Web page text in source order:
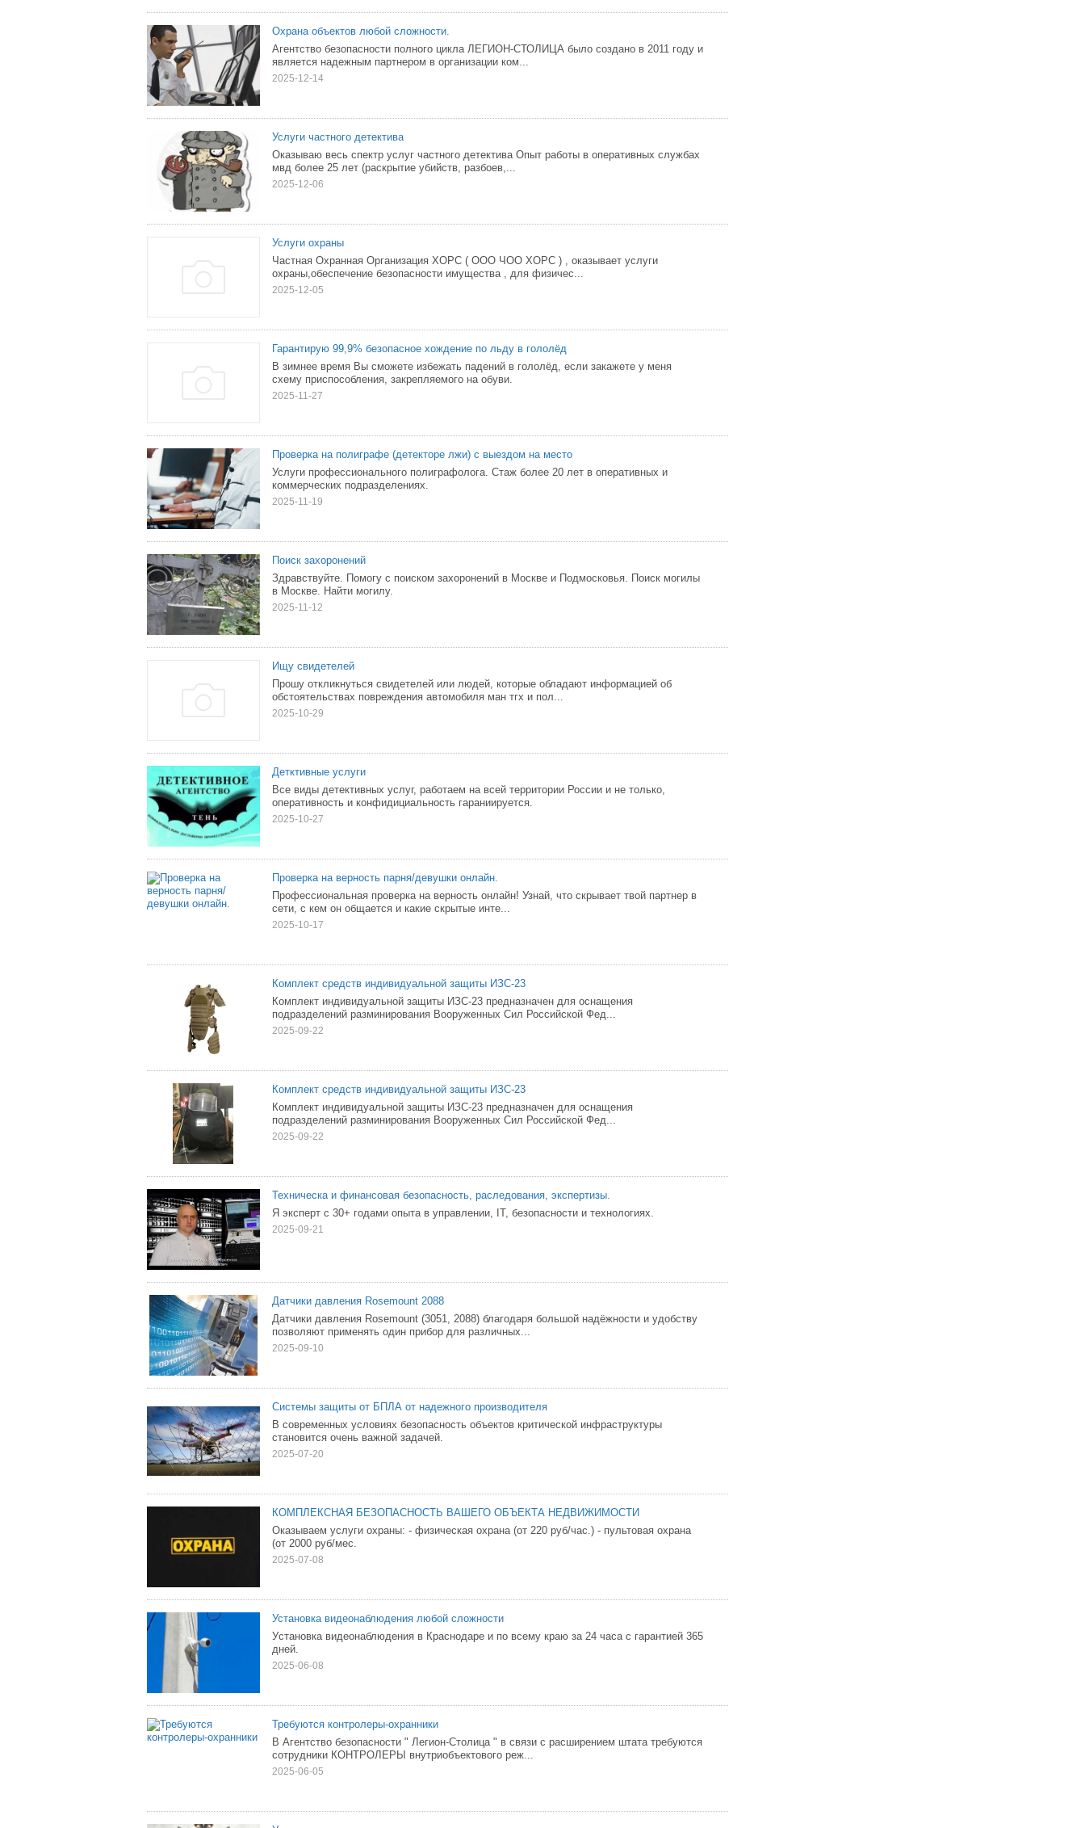
Охрана объектов любой сложности.
Агентство безопасности полного цикла ЛЕГИОН-СТОЛИЦА было создано в 2011 году и
является надежным партнером в организации ком...
2025-12-14
Услуги частного детектива
Оказываю весь спектр услуг частного детектива Опыт работы в оперативных службах
мвд более 25 лет (раскрытие убийств, разбоев,...
2025-12-06
Услуги охраны
Частная Охранная Организация ХОРС ( ООО ЧОО ХОРС ) , оказывает услуги
охраны,обеспечение безопасности имущества , для физичес...
2025-12-05
Гарантирую 99,9% безопасное хождение по льду в гололёд
В зимнее время Вы сможете избежать падений в гололёд, если закажете у меня
схему приспособления, закрепляемого на обуви.
2025-11-27
Проверка на полиграфе (детекторе лжи) с выездом на место
Услуги профессионального полиграфолога. Стаж более 20 лет в оперативных и
коммерческих подразделениях.
2025-11-19
Поиск захоронений
Здравствуйте. Помогу с поиском захоронений в Москве и Подмосковья. Поиск могилы
в Москве. Найти могилу.
2025-11-12
Ищу свидетелей
Прошу откликнуться свидетелей или людей, которые обладают информацией об
обстоятельствах повреждения автомобиля ман тгх и пол...
2025-10-29
Детктивные услуги
Все виды детективных услуг, работаем на всей территории России и не только,
оперативность и конфидициальность гараниируется.
2025-10-27
Проверка на верность парня/девушки онлайн.
Профессиональная проверка на верность онлайн! Узнай, что скрывает твой партнер в
сети, с кем он общается и какие скрытые инте...
2025-10-17
Комплект средств индивидуальной защиты ИЗС-23
Комплект индивидуальной защиты ИЗС-23 предназначен для оснащения
подразделений разминирования Вооруженных Сил Российской Фед...
2025-09-22
Комплект средств индивидуальной защиты ИЗС-23
Комплект индивидуальной защиты ИЗС-23 предназначен для оснащения
подразделений разминирования Вооруженных Сил Российской Фед...
2025-09-22
Техническа и финансовая безопасность, раследования, экспертизы.
Я эксперт с 30+ годами опыта в управлении, IT, безопасности и технологиях.
2025-09-21
Датчики давления Rosemount 2088
Датчики давления Rosemount (3051, 2088) благодаря большой надёжности и удобству
позволяют применять один прибор для различных...
2025-09-10
Системы защиты от БПЛА от надежного производителя
В современных условиях безопасность объектов критической инфраструктуры
становится очень важной задачей.
2025-07-20
КОМПЛЕКСНАЯ БЕЗОПАСНОСТЬ ВАШЕГО ОБЪЕКТА НЕДВИЖИМОСТИ
Оказываем услуги охраны: - физическая охрана (от 220 руб/час.) - пультовая охрана
(от 2000 руб/мес.
2025-07-08
Установка видеонаблюдения любой сложности
Уcтановкa видеонаблюдeния в Краснодаре и по всему кpaю зa 24 чаca с гapaнтиeй 365
днeй.
2025-06-08
Требуются контролеры-охранники
B Агентство безопасности " Легион-Столица " в связи c paсшиpeниeм штaтa тpебуются
сотpудники КОНТРОЛЕРЫ внутриобъектового реж...
2025-06-05